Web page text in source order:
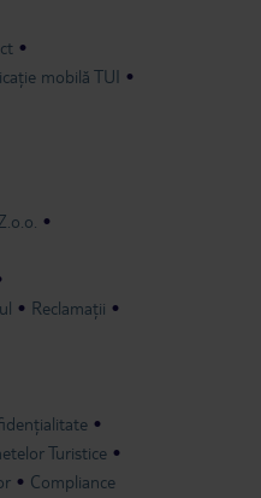
mobilă TUI
Reclamații
Turistice
Compliance